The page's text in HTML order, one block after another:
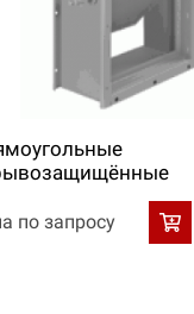
по запросу